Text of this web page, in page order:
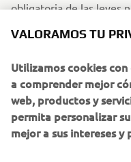
obligatoria de las leyes
10.1 Sus comentarios y
bienvenidos. Puede
reclamaciones a través
correo electrónico a:
VALORAMOS TU
Utilizamos cookies
a comprender mejor
web, productos y
permita personalizar
mejor a sus intereses y